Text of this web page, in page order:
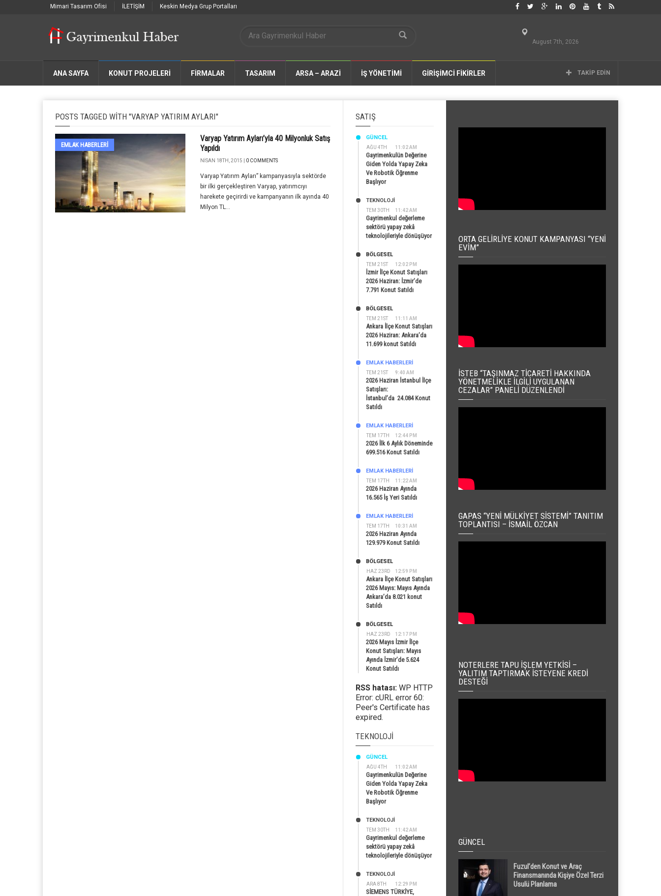
Mimari Tasarım Ofisi İLETİŞİM Keskin Medya Grup Portalları
August 7th, 2026
ANA SAYFA KONUT PROJELERİ FIRMALAR TASARIM ARSA – ARAZİ İŞ YÖNETİMİ GİRİŞİMCİ FİKİRLER TAKIP EDIN
POSTS TAGGED WITH "VARYAP YATIRIM AYLARI"
EMLAK HABERLERI
Varyap Yatırım Ayları’yla 40 Milyonluk Satış
Yapıldı
NISAN 18TH, 2015 | 0 COMMENTS
Varyap Yatırım Ayları” kampanyasıyla sektörde
bir ilki gerçekleştiren Varyap, yatırımcıyı
harekete geçirirdi ve kampanyanın ilk ayında 40
Milyon TL...
SATIŞ
AĞU 4TH 11:02 AM
GÜNCEL
Gayrimenkulün Değerine
Giden Yolda Yapay Zeka
Ve Robotik Öğrenme
Başlıyor
TEM 30TH 11:42 AM
TEKNOLOJİ
Gayrimenkul değerleme
sektörü yapay zekâ
teknolojileriyle dönüşüyor
TEM 21ST 12:02 PM
BÖLGESEL
İzmir İlçe Konut Satışları
2026 Haziran: İzmir’de
7.791 Konut Satıldı
TEM 21ST 11:11 AM
BÖLGESEL
Ankara İlçe Konut Satışları
2026 Haziran: Ankara’da
11.699 konut Satıldı
TEM 21ST 9:40 AM
EMLAK HABERLERI
2026 Haziran İstanbul İlçe
Satışları:
İstanbul’da 24.084 Konut
Satıldı
TEM 17TH 12:44 PM
EMLAK HABERLERI
2026 İlk 6 Aylık Döneminde
699.516 Konut Satıldı
TEM 17TH 11:22 AM
EMLAK HABERLERI
2026 Haziran Ayında
16.565 İş Yeri Satıldı
TEM 17TH 10:31 AM
EMLAK HABERLERI
2026 Haziran Ayında
129.979 Konut Satıldı
HAZ 23RD 12:59 PM
BÖLGESEL
Ankara İlçe Konut Satışları
2026 Mayıs: Mayıs Ayında
Ankara’da 8.021 konut
Satıldı
HAZ 23RD 12:17 PM
BÖLGESEL
2026 Mayıs İzmir İlçe
Konut Satışları: Mayıs
Ayında İzmir’de 5.624
Konut Satıldı
RSS hatası: WP HTTP
Error: cURL error 60:
Peer's Certificate has
expired.
TEKNOLOJI
AĞU 4TH 11:02 AM
GÜNCEL
Gayrimenkulün Değerine
Giden Yolda Yapay Zeka
Ve Robotik Öğrenme
Başlıyor
TEM 30TH 11:42 AM
TEKNOLOJİ
Gayrimenkul değerleme
sektörü yapay zekâ
teknolojileriyle dönüşüyor
ARA 8TH 12:29 PM
TEKNOLOJİ
SİEMENS TÜRKİYE,
ORTA GELIRLIYE KONUT KAMPANYASI “YENI
EVIM”
İSTEB “TAŞINMAZ TICARETI HAKKINDA
YÖNETMELIKLE İLGILI UYGULANAN
CEZALAR” PANELI DÜZENLENDI
GAPAS “YENI MÜLKIYET SISTEMI” TANITIM
TOPLANTISI – İSMAIL ÖZCAN
NOTERLERE TAPU İŞLEM YETKISI –
YALITIM TAPTIRMAK İSTEYENE KREDI
DESTEĞI
GÜNCEL
Fuzul’den Konut ve Araç
Finansmanında Kişiye Özel Terzi
Usulü Planlama